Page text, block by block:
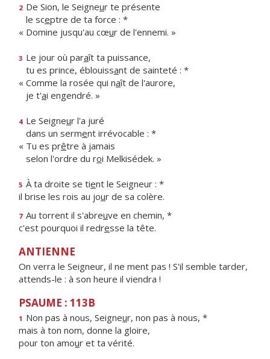
2 De Sion, le Seigneur te présente
le sceptre de ta force : *
« Domine jusqu'au cœur de l'ennemi. »
3 Le jour où paraît ta puissance,
tu es prince, éblouissant de sainteté : *
« Comme la rosée qui naît de l'aurore,
je t'ai engendré. »
4 Le Seigneur l'a juré
dans un serment irrévocable : *
« Tu es prêtre à jamais
selon l'ordre du roi Melkisédek. »
5 À ta droite se tient le Seigneur : *
il brise les rois au jour de sa colère.
7 Au torrent il s'abreuve en chemin, *
c'est pourquoi il redresse la tête.
ANTIENNE
On verra le Seigneur, il ne ment pas ! S'il semble tarder,
attends-le : à son heure il viendra !
PSAUME : 113B
1 Non pas à nous, Seigneur, non pas à nous, *
mais à ton nom, donne la gloire,
pour ton amour et ta vérité.